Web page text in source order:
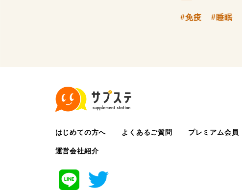
#免疫 #睡眠
はじめての方へ よくあるご質問 プレミアム会員
運営会社紹介